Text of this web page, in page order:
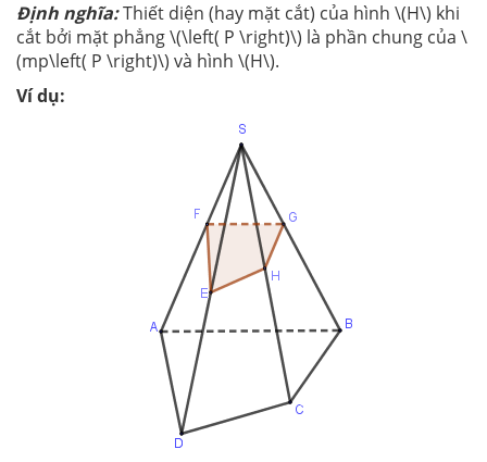
Định nghĩa:Thiết diện (hay mặt cắt) của hình \(H\) khi
cắt bởi mặt phẳng \(\left( P \right)\) là phần chung của \
(mp\left( P \right)\) và hình \(H\).
Ví dụ: